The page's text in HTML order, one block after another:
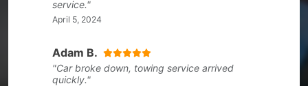
service."
April 5, 2024
Adam B.
"Car broke down, towing service arrived
quickly."